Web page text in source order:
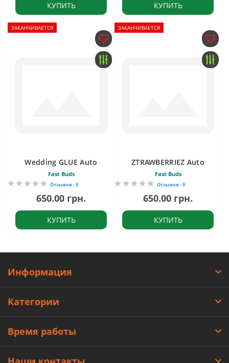
КУПИТЬ КУПИТЬ
ЗАКАНЧИВАЕТСЯ
Wedding GLUE Auto
Fast Buds
Отзывов - 0
650.00 грн.
КУПИТЬ
ЗАКАНЧИВАЕТСЯ
ZTRAWBERRIEZ Auto
Fast Buds
Отзывов - 0
650.00 грн.
КУПИТЬ
Информация
Категории
Время работы